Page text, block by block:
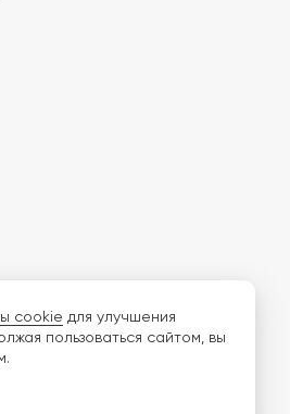
6671165273 ОГРН 1216600030250 КПП
cookie для улучшения
пользоваться сайтом, вы